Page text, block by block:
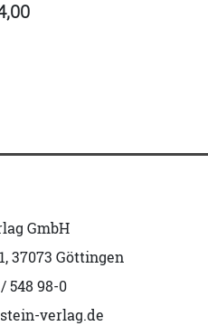
GmbH
37073 Göttingen
548 98-0
verlag.de